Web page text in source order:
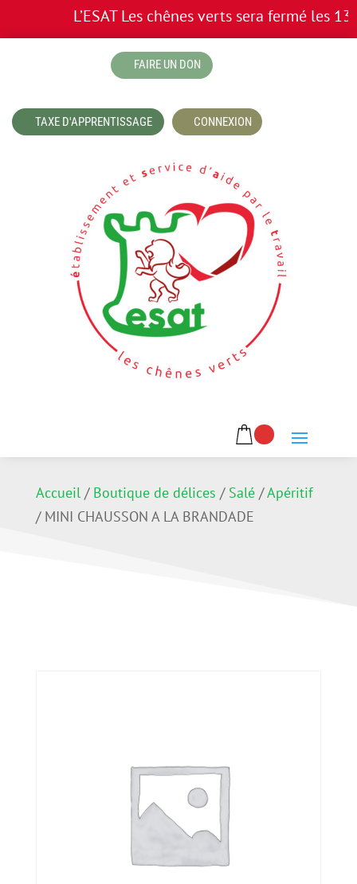
L’ESAT Les chênes verts sera fermé les
FAIRE UN DON
TAXE D'APPRENTISSAGE CONNEXION
Accueil/ Boutique de délices / Salé/Apéritif
/ MINI CHAUSSON A LA BRANDADE